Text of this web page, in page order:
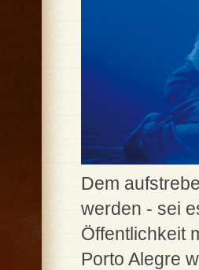
Dem
werden - sei
Öffentlichkeit
Porto Alegre